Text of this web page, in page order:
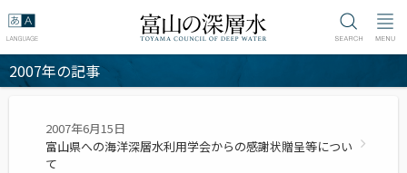
2007年の記事
2007年6月15日
富山県への海洋深層水利用学会からの感謝状贈呈等につい
て